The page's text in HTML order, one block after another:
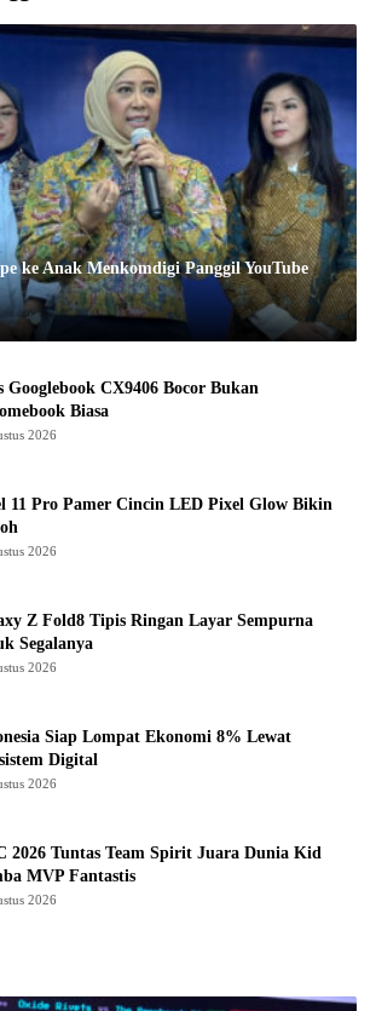
ke Anak Menkomdigi Panggil YouTube
Googlebook CX9406 Bocor Bukan
Biasa
2026
11 Pro Pamer Cincin LED Pixel Glow Bikin
2026
Z Fold8 Tipis Ringan Layar Sempurna
Segalanya
2026
Siap Lompat Ekonomi 8% Lewat
Digital
2026
2026 Tuntas Team Spirit Juara Dunia Kid
MVP Fantastis
2026